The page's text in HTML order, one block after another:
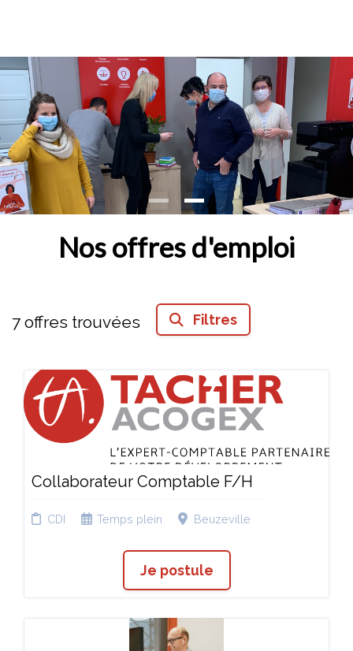
Nos offres d'emploi
7 offres trouvées Filtres
Collaborateur Comptable F/H
CDI Temps plein Beuzeville
Je postule